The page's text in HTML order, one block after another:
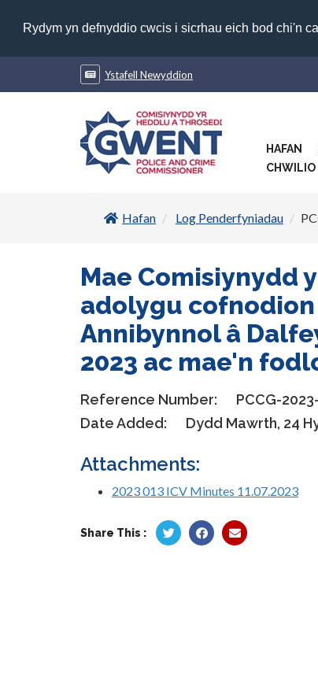
Rydym yn defnyddio cwcis i sicrhau eich bod chi'n
Ystafell Newyddion
HAFAN
CHWILIO
Hafan Log Penderfyniadau
Mae Comisiynydd
adolygu
Annibynnol â
2023 ac mae'n
Reference Number:
PCCG-
Date Added:
Dydd Mawrth, 24
Attachments:
2023 013 ICV Minutes 11.07.2023
Share This :